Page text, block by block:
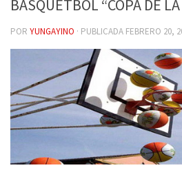
BASQUETBOL “COPA DE
POR YUNGAYINO · PUBLICADA FEBRERO 20,